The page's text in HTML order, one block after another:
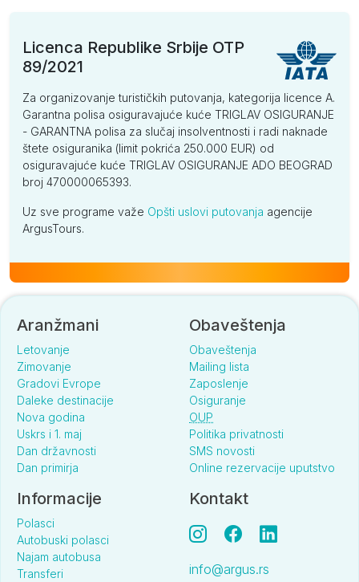
Licenca Republike Srbije OTP
89/2021
Za organizovanje turističkih putovanja, kategorija licence A.
Garantna polisa osiguravajuće kuće TRIGLAV OSIGURANJE
- GARANTNA polisa za slučaj insolventnosti i radi naknade
štete osiguranika (limit pokrića 250.000 EUR) od
osiguravajuće kuće TRIGLAV OSIGURANJE ADO BEOGRAD
broj 470000065393.
Uz sve programe važe Opšti uslovi putovanja agencije
ArgusTours.
Aranžmani
Letovanje
Zimovanje
Gradovi Evrope
Daleke destinacije
Nova godina
Uskrs i 1. maj
Dan državnosti
Dan primirja
Obaveštenja
Obaveštenja
Mailing lista
Zaposlenje
Osiguranje
OUP
Politika privatnosti
SMS novosti
Online rezervacije uputstvo
Informacije
Polasci
Autobuski polasci
Najam autobusa
Transferi
Kontakt
info@argus.rs